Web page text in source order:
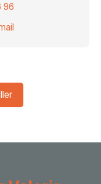
96